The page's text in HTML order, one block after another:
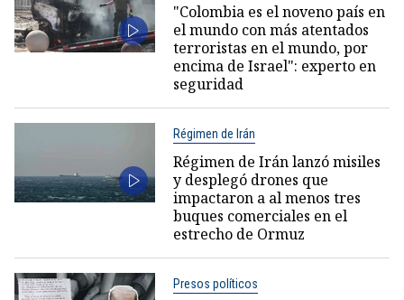
"Colombia es el noveno país en
el mundo con más atentados
terroristas en el mundo, por
encima de Israel": experto en
seguridad
Régimen de Irán
Régimen de Irán lanzó misiles
y desplegó drones que
impactaron a al menos tres
buques comerciales en el
estrecho de Ormuz
Presos políticos